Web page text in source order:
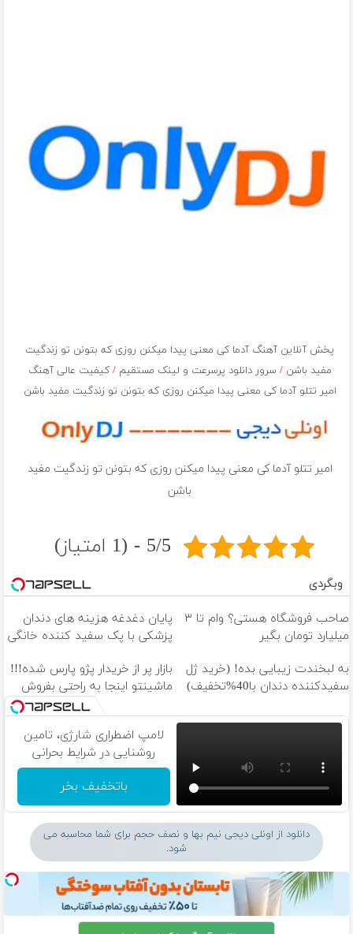
پخش آنلاین آهنگ آدما کی معنی پیدا میکنن روزی که بتونن تو زندگیت
مفید باشن/ سرور دانلود پرسرعت و لینک مستقیم/ کیفیت عالی آهنگ
امیر تتلو آدما کی معنی پیدا میکنن روزی که بتونن تو زندگیت مفید باشن
امیر تتلو آدما کی معنی پیدا میکنن روزی که بتونن تو زندگیت مفید
باشن
5/5 - (1 امتیاز)
وبگردی
صاحب فروشگاه هستی؟ وام تا ۳
میلیارد تومان بگیر
پایان دغدغه هزینه های دندان
پزشکی با پک سفید کننده خانگی
به لبخندت زیبایی بده! (خرید ژل
سفیدکننده دندان با40%تخفیف)
بازار پر از خریدار پژو پارس شده!!!
ماشینتو اینجا به راحتی بفروش
لامپ اضطراری شارژی، تامین
روشنایی در شرایط بحرانی
باتخفیف بخر
دانلود از اونلی دیجی نیم بها و نصف حجم برای شما محاسبه می
شود.